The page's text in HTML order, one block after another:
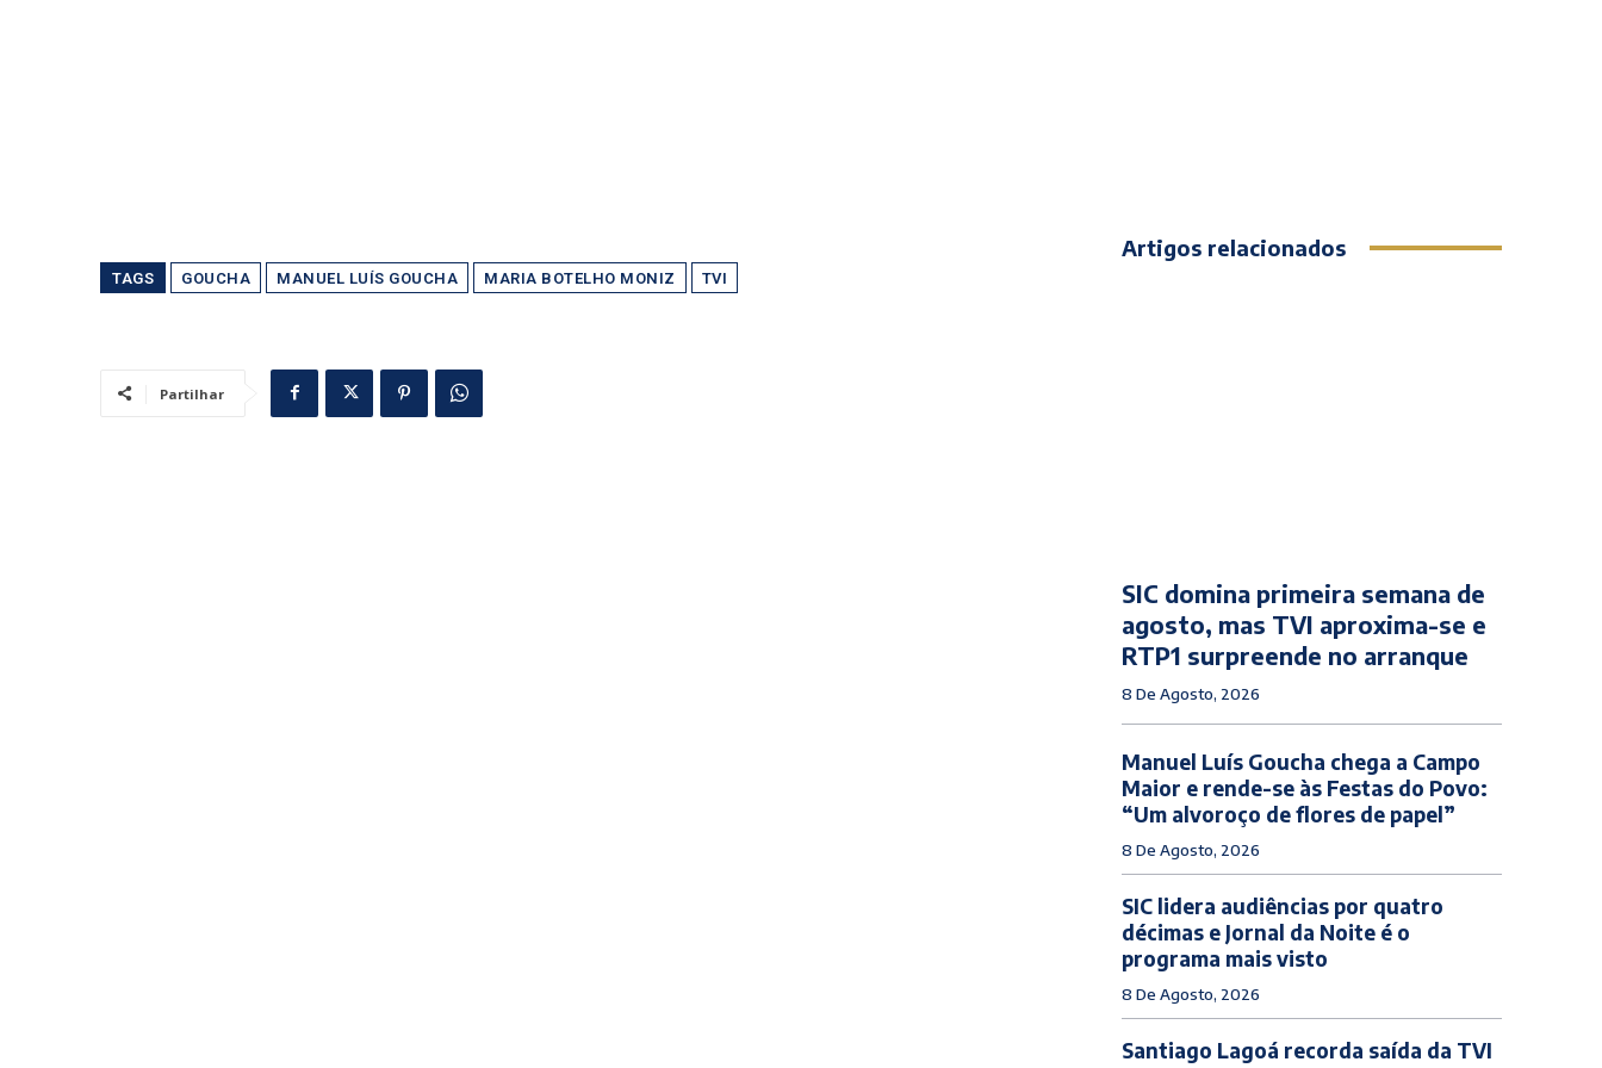
TAGS GOUCHA MANUEL LUÍS GOUCHA MARIA BOTELHO MONIZ TVI
Partilhar
Artigos relacionados
SIC domina primeira semana de
agosto, mas TVI aproxima-se e
RTP1 surpreende no arranque
8 De Agosto, 2026
Manuel Luís Goucha chega a Campo
Maior e rende-se às Festas do Povo:
“Um alvoroço de flores de papel”
8 De Agosto, 2026
SIC lidera audiências por quatro
décimas e Jornal da Noite é o
programa mais visto
8 De Agosto, 2026
Santiago Lagoá recorda saída da TVI